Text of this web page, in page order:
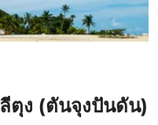
ตุง (ตันจุงปันดัน)